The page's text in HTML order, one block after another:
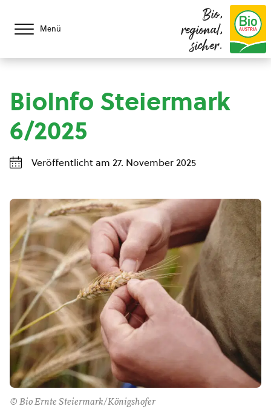
Menü
Bio,
regional,
sicher.
BioInfo Steiermark
6/2025
Veröffentlicht am 27. November 2025
© Bio Ernte Steiermark/Königshofer